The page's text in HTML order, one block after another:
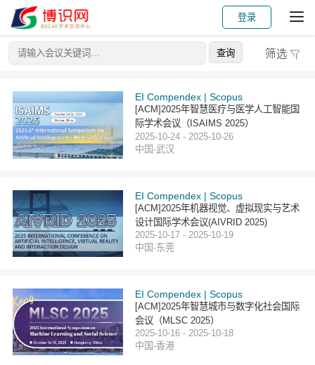
登录
筛选
EI Compendex | Scopus
[ACM]2025年智慧医疗与医学人工智能国
际学术会议（ISAIMS 2025）
2025-10-24 - 2025-10-26
中国-武汉
EI Compendex | Scopus
[ACM]2025年机器视觉、虚拟现实与艺术
设计国际学术会议(AIVRID 2025)
2025-10-17 - 2025-10-19
中国-东莞
EI Compendex | Scopus
[ACM]2025年智慧城市与数字化社会国际
会议（MLSC 2025）
2025-10-16 - 2025-10-18
中国-香港